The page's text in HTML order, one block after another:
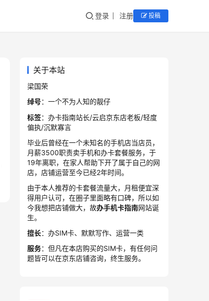
登录 注册 投稿
关于本站
梁国荣
绰号：一个不为人知的靓仔
标签：办卡指南站长/云启京东店老板/轻度
偏执/沉默寡言
毕业后曾经在一个未知名的手机店当店员，
月薪3500职责卖手机和办卡套餐服务，于
19年离职，在家人帮助下开了属于自己的网
店，店铺运营至今已经2年时间。
由于本人推荐的卡套餐流量大，月租便宜深
得用户认可，在圈子里面略有口碑，所以如
今我想把店铺做大，故办手机卡指南网站诞
生。
擅长：办SIM卡、默默写作、运营一类
服务：但凡在本店购买的SIM卡，有任何问
题皆可以在京东店铺咨询，终生服务。